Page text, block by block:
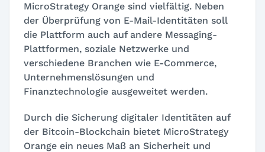
MicroStrategy Orange sind vielfältig. Neben
der Überprüfung von E-Mail-Identitäten soll
die Plattform auch auf andere Messaging-
Plattformen, soziale Netzwerke und
verschiedene Branchen wie E-Commerce,
Unternehmenslösungen und
Finanztechnologie ausgeweitet werden.
Durch die Sicherung digitaler Identitäten auf
der Bitcoin-Blockchain bietet MicroStrategy
Orange ein neues Maß an Sicherheit und